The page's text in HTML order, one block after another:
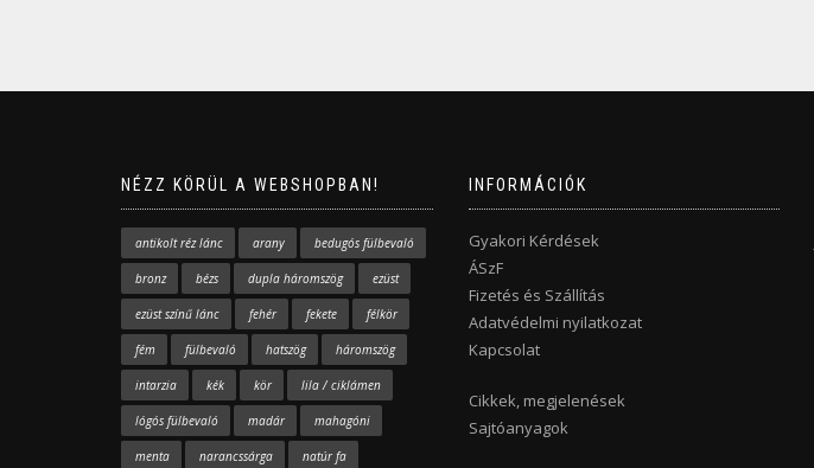
NÉZZ KÖRÜL A WEBSHOPBAN!
antikolt réz lánc arany bedugós fülbevaló
bronz bézs dupla háromszög ezüst
ezüst színű lánc fehér fekete félkör
fém fülbevaló hatszög háromszög
intarzia kék kör lila / ciklámen
lógós fülbevaló madár mahagóni
menta narancssárga natúr fa
INFORMÁCIÓK
Gyakori Kérdések
ÁSzF
Fizetés és Szállítás
Adatvédelmi nyilatkozat
Kapcsolat
Cikkek, megjelenések
Sajtóanyagok